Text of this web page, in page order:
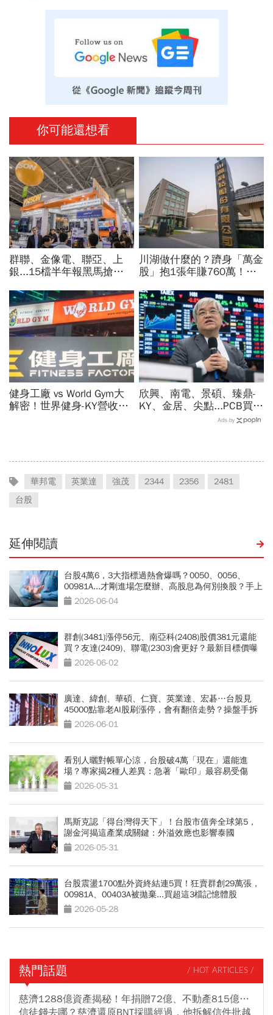
你可能還想看
群聯、金像電、聯亞、上
銀...15檔半年報黑馬搶先
標...真能複製鈺創、晶豪科
噴一波？
川湖做什麼的？躋身「萬金
股」抱1張年賺760萬！傳
根鐵憑什麼賣這麼貴」？
健身工廠 vs World Gym大
解密！世界健身-KY營收大
欣興、南電、景碩、臻鼎-
KY、金居、尖點...PCB買誰
最賺？杜金龍點名「這檔」
Ads by
華邦電 英業達 強茂 2344 2356
2481
台股
延伸閱讀
台股4萬6，3大指標過熱會爆嗎？0050、0056、
00981A...才剛進場怎麼辦、高股息為何別換股？手上
ETF先做4件事
2026-06-04
群創(3481)漲停56元、南亞科(2408)股價381元還能
買？友達(2409)、聯電(2303)會更好？最新目標價曝
光！杜金龍揭操作策略
2026-06-02
廣達、緯創、華碩、仁寶、英業達、宏碁…台股見
45000點靠老AI股刷漲停，會有翻倍走勢？操盤手拆
解 2026-06-01
看別人曬對帳單心涼，台股破4萬「現在」還能進
場？專家揭2種人差異：急著「歐印」最容易受傷
2026-05-31
馬斯克認「得台灣得天下」！台股市值奔全球第5，
謝金河揭這產業成關鍵：外溢效應也影響泰國
2026-05-31
台股震盪1700點外資終結連5買！狂賣群創29萬張，
00981A、00403A被拋棄...買超這3檔記憶體股
2026-05-28
熱門話題 / HOT ARTICLES /
慈濟1288億資產揭秘！年捐贈72億、不動產815億…
信徒錢去哪？慈濟還原BNT採購經過，他拆解信件批越